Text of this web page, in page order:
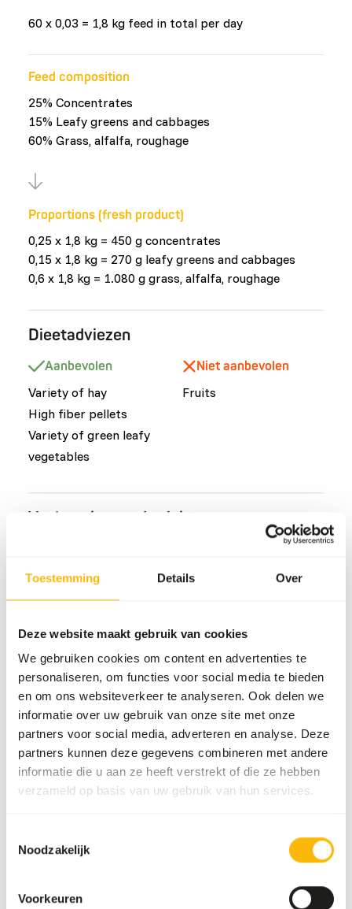
Toestemming Details Over
Deze website maakt gebruik van cookies
We gebruiken cookies om content en advertenties te
personaliseren, om functies voor social media te bieden
en om ons websiteverkeer te analyseren. Ook delen we
informatie over uw gebruik van onze site met onze
partners voor social media, adverteren en analyse. Deze
partners kunnen deze gegevens combineren met andere
informatie die u aan ze heeft verstrekt of die ze hebben
verzameld op basis van uw gebruik van hun services.
Noodzakelijk
Voorkeuren
60 x 0,03 = 1,8 kg feed in total per day
Feed composition
25% Concentrates
15% Leafy greens and cabbages
60% Grass, alfalfa, roughage
Proportions (fresh product)
0,25 x 1,8 kg = 450 g concentrates
0,15 x 1,8 kg = 270 g leafy greens and cabbages
0,6 x 1,8 kg = 1.080 g grass, alfalfa, roughage
Dieetadviezen
Aanbevolen
Variety of hay
High fiber pellets
Variety of green leafy
vegetables
Niet aanbevolen
Fruits
Veelvoorkomende ziekten
An unbalanced diet may result in one of these more
commonly occurring diseases/conditions:
Obesity
Periodontal disease
Arthritis
Aanvullend advies
Divide the “Feed quantity per day” over at least
two feeding moments per day.
Although present in their natural diets, feeding
fruits might lead to abnormal fermentation in
cultivated fruits compared to wild fruits (
read